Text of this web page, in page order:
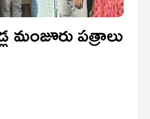
మంజూరు పత్రాలు